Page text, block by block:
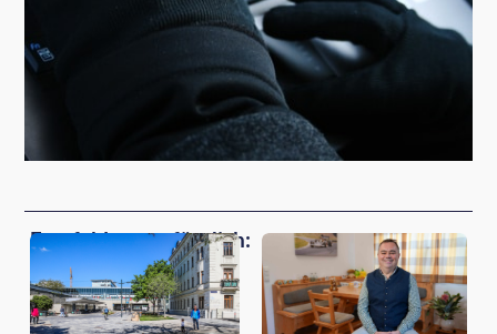
Empfehlungen für dich: